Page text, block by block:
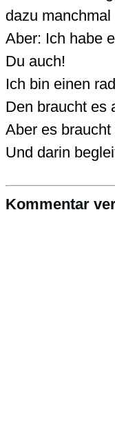
dazu
Aber: Ich habe
Du auch!
Ich bin einen
Den braucht es
Aber es
Und darin
Kommentar